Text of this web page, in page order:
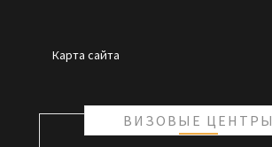
Карта сайта
ВИЗОВЫЕ ЦЕНТРЫ